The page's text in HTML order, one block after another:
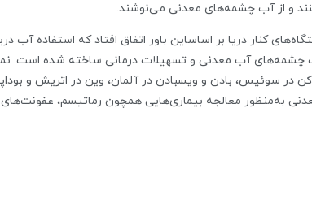
و از آب چشمه‌های معدنی می‌نوشند.
کنار دریا بر اساساین باور اتفاق افتاد که استفاده آب
چشمه‌های آب معدنی و تسهیلات درمانی ساخته شده است.
در سوئیس، بادن و ویسبادن در آلمان، وین در اتریش و
به‌منظور معالجه بیماری‌هایی همچون رماتیسم،